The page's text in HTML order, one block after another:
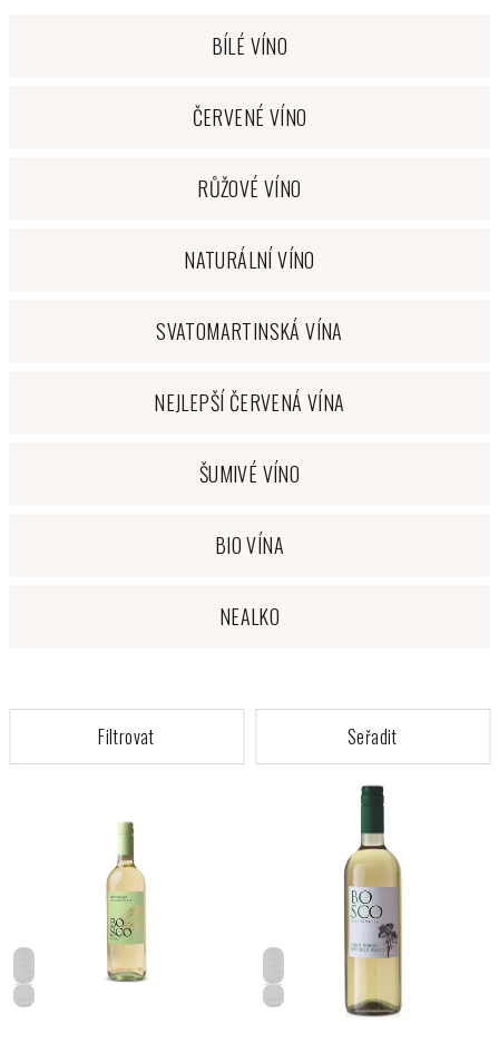
BÍLÉ VÍNO
ČERVENÉ VÍNO
RŮŽOVÉ VÍNO
NATURÁLNÍ VÍNO
SVATOMARTINSKÁ VÍNA
NEJLEPŠÍ ČERVENÁ VÍNA
ŠUMIVÉ VÍNO
BIO VÍNA
NEALKO
r
o
IT
Suché
IT
Suché